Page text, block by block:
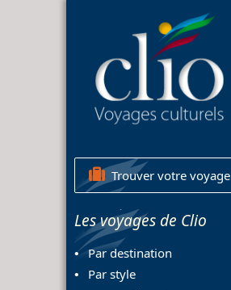
Trouver votre voyage
Les voyages de Clio
Par destination
Par style